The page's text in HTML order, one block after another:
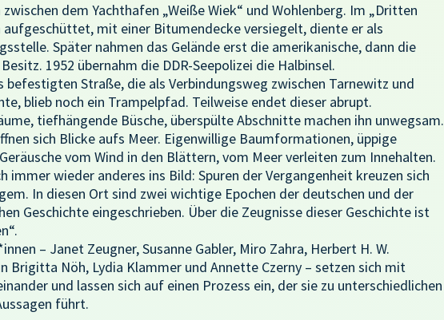
dem Yachthafen „Weiße Wiek“ und Wohlenberg. Im „Dritten
aufgeschüttet, mit einer Bitumendecke versiegelt, diente er als
Später nahmen das Gelände erst die amerikanische, dann die
1952 übernahm die DDR-Seepolizei die Halbinsel.
befestigten Straße, die als Verbindungsweg zwischen Tarnewitz und
blieb noch ein Trampelpfad. Teilweise endet dieser abrupt.
tiefhängende Büsche, überspülte Abschnitte machen ihn unwegsam.
sich Blicke aufs Meer. Eigenwillige Baumformationen, üppige
vom Wind in den Blättern, vom Meer verleiten zum Innehalten.
immer wieder anderes ins Bild: Spuren der Vergangenheit kreuzen sich
In diesen Ort sind zwei wichtige Epochen der deutschen und der
Geschichte eingeschrieben. Über die Zeugnisse dieser Geschichte ist
– Janet Zeugner, Susanne Gabler, Miro Zahra, Herbert H. W.
Brigitta Nöh, Lydia Klammer und Annette Czerny – setzen sich mit
und lassen sich auf einen Prozess ein, der sie zu unterschiedlichen
führt.